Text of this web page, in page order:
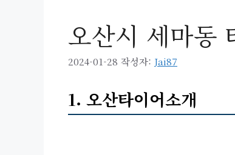
오산시 세마동
2024-01-28 작성자: Jai87
1. 오산타이어소개